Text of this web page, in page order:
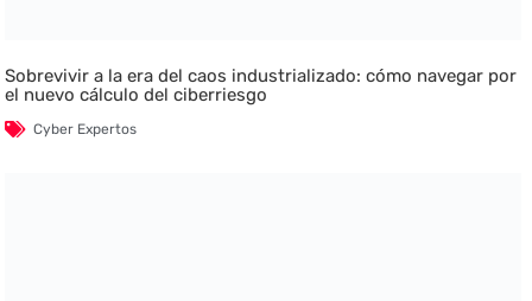
Sobrevivir a la era del caos industrializado: cómo navegar por
el nuevo cálculo del ciberriesgo
Cyber Expertos